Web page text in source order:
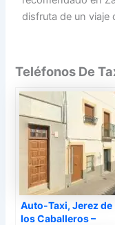
disfruta de un viaje
Teléfonos De
Auto-Taxi, Jerez de
los Caballeros –